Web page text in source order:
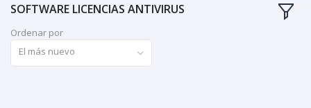
SOFTWARE LICENCIAS ANTIVIRUS
Ordenar por
El más nuevo